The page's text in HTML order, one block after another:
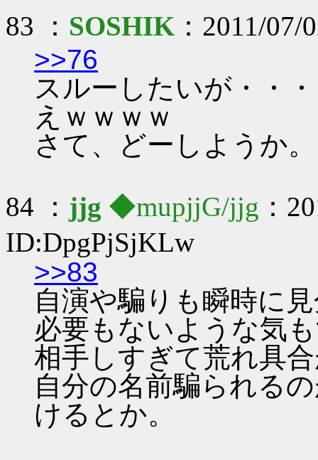
83 ： SOSHIK ：2011/
>>76
スルーしたいが・・
えｗｗｗｗ
さて、どーしようか。
84 ： jjg ◆mupjjG/jjg ：
ID:DpgPjSjKLw
>>83
自演や騙りも瞬時に
必要もないような気
相手しすぎて荒れ具
自分の名前騙られる
けるとか。